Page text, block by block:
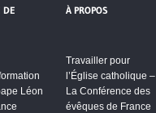
DE
Léon
À PROPOS
Travailler pour
l’Église catholique –
La Conférence des
évêques de France